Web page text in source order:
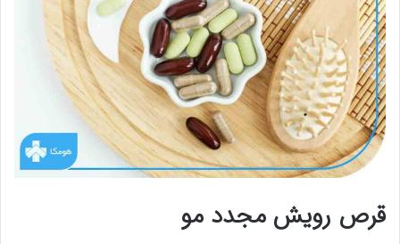
قرص رویش مجدد مو